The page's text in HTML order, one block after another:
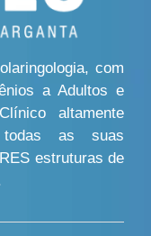
com
a Adultos e
altamente
as suas
estruturas de